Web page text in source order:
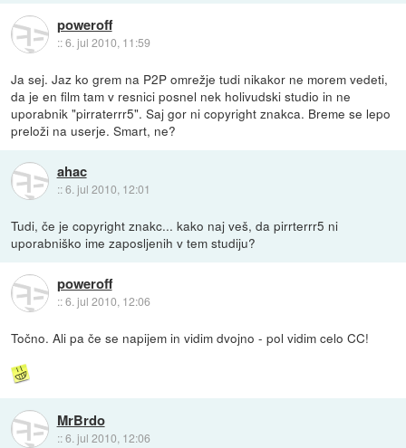
poweroff
::6. jul 2010, 11:59
Ja sej. Jaz ko grem na P2P omrežje tudi nikakor ne morem vedeti,
da je en film tam v resnici posnel nek holivudski studio in ne
uporabnik "pirraterrr5". Saj gor ni copyright znakca. Breme se lepo
preloži na userje. Smart, ne?
ahac
::6. jul 2010, 12:01
Tudi, če je copyright znakc... kako naj veš, da pirrterrr5 ni
uporabniško ime zaposljenih v tem studiju?
poweroff
::6. jul 2010, 12:06
Točno. Ali pa če se napijem in vidim dvojno - pol vidim celo CC!
MrBrdo
::6. jul 2010, 12:06